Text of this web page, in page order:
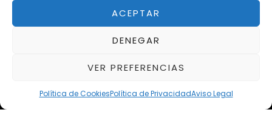
ACEPTAR
DENEGAR
VER PREFERENCIAS
Política de CookiesPolítica de PrivacidadAviso Legal
Del 02/10/2026 al 05/10/2026